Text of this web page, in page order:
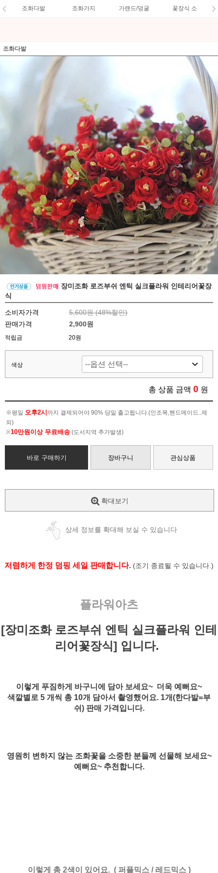
조화다발 조화가지 가랜드/덩굴 꽃장식 소
조화다발
장미조화 로즈부쉬 엔틱 실크플라워 인테리어꽃장
식
소비자가격 5,600원 (48%할인)
판매가격
2,900원
적립금 20원
색상
총 상품 금액 0 원
※평일 오후2시 까지 결제되어야 90% 당일 출고됩니다.(인조목,핸드메이드..제
외)
※10만원이상 무료배송 (도서지역 추가발생)
바로 구매하기 장바구니 관심상품
확대보기
상세 정보를 확대해 보실 수 있습니다
저렴하게 한정 덤핑 세일 판매합니다. (조기 종료될 수 있습니다.)
플라워아츠
[장미조화 로즈부쉬 엔틱 실크플라워 인테
리어꽃장식] 입니다.
이렇게 푸짐하게 바구니에 담아 보세요~ 더욱 예뻐요~
색깔별로 5 개씩 총 10개 담아서 촬영했어요. 1개(한다발=부
쉬) 판매 가격입니다.
영원히 변하지 않는 조화꽃을 소중한 분들께 선물해 보세요~
예뻐요~ 추천합니다.
이렇게 총 2색이 있어요. ( 퍼플믹스 / 레드믹스 )